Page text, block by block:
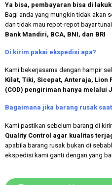
Ya bisa, pembayaran bisa di
Bagi anda yang mungkin tidak akan
dan tidak mau repot-repot bayar
Bank Mandiri, BCA, BNI, dan BRI
Di kirim pakai ekspedisi apa?
Kami bekerjasama dengan hampir
Kilat, Tiki, Sicepat, Anteraja, Lion
(COD) pengiriman hanya melalui
Bagaimana jika barang rusak
Kami pastikan sebelum barang di
Quality Control agar kualitas
apabila barang rusak bukan di
ekspedisi kami ganti dengan yang